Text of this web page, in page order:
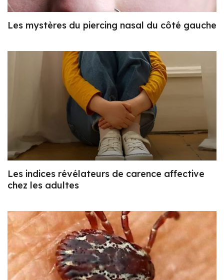
Les mystères du piercing nasal du côté gauche
Les indices révélateurs de carence affective
chez les adultes